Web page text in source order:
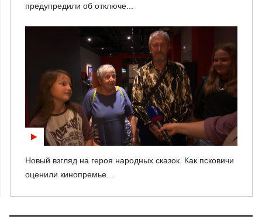
предупредили об отключе...
Новый взгляд на героя народных сказок. Как псковичи
оценили кинопремье...